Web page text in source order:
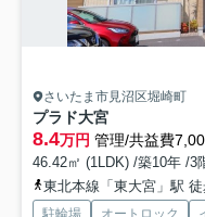
さいたま市見沼区堀崎町
プラド大宮
8.4万円 管理/共益費
46.42㎡ (1LDK) /築10年 /3
東北本線「東大宮」駅